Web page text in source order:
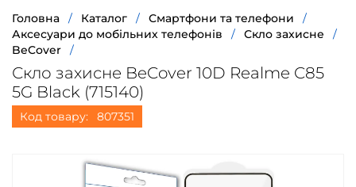
Головна / Каталог / Смартфони та телефони
/
Аксесуари до мобільних телефонів
/ Скло захисне
/
BeCover
/
Скло захисне BeCover 10D Realme C85
5G Black (715140)
Код товару: 807351